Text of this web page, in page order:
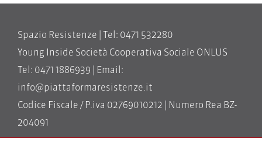
Spazio Resistenze | Tel: 0471 532280
Young Inside Società Cooperativa Sociale ONLUS
Tel: 0471 1886939 | Email:
info@piattaformaresistenze.it
Codice Fiscale / P.iva 02769010212 | Numero Rea BZ-
204091